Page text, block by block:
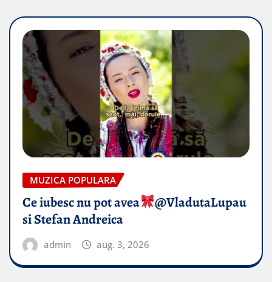
MUZICA POPULARA
Ce iubesc nu pot avea
​@VladutaLupau
si Stefan Andreica
admin aug. 3, 2026